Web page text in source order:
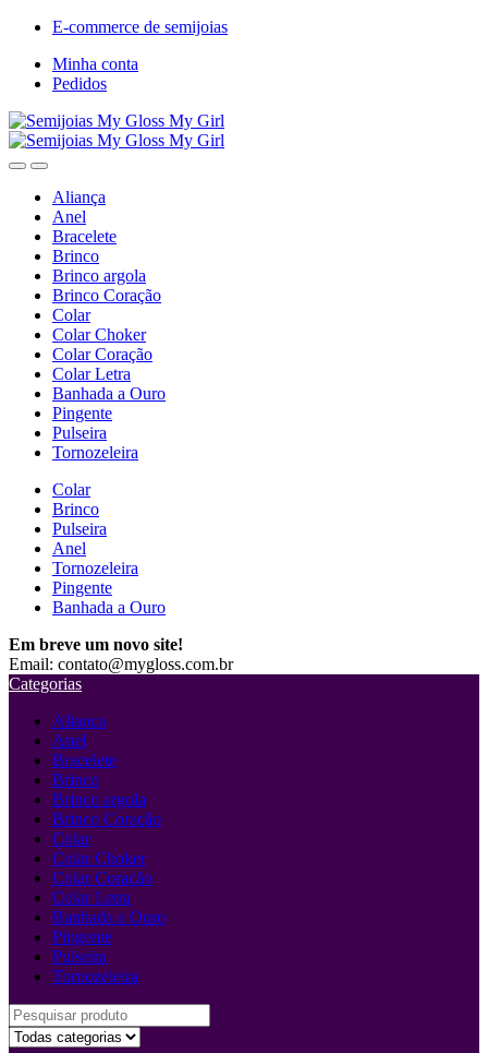
E-commerce de semijoias
Minha conta
Pedidos
Aliança
Anel
Bracelete
Brinco
Brinco argola
Brinco Coração
Colar
Colar Choker
Colar Coração
Colar Letra
Banhada a Ouro
Pingente
Pulseira
Tornozeleira
Colar
Brinco
Pulseira
Anel
Tornozeleira
Pingente
Banhada a Ouro
Em breve um novo site!
Email: contato@mygloss.com.br
Categorias
Aliança
Anel
Bracelete
Brinco
Brinco argola
Brinco Coração
Colar
Colar Choker
Colar Coração
Colar Letra
Banhada a Ouro
Pingente
Pulseira
Tornozeleira